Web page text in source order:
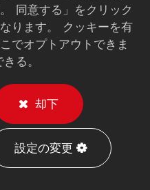
ント（ケー
。
同意する」をクリック
ります。 クッキーを有
でオプトアウトできま
る。
却下
設定の変更